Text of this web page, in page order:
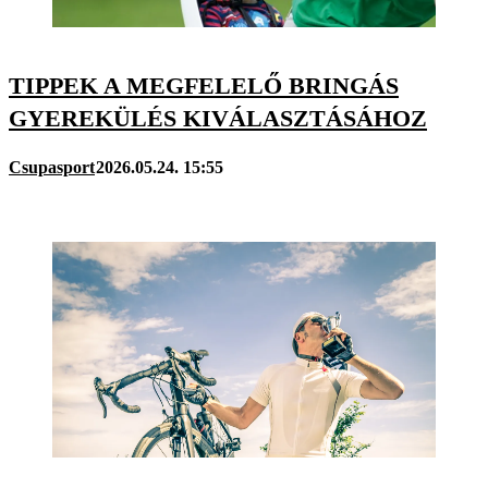
TIPPEK A MEGFELELŐ BRINGÁS
GYEREKÜLÉS KIVÁLASZTÁSÁHOZ
Csupasport2026.05.24. 15:55